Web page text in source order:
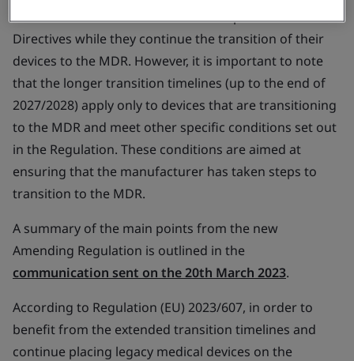
devices on the market based on compliance to the
Directives while they continue the transition of their
devices to the MDR. However, it is important to note
that the longer transition timelines (up to the end of
2027/2028) apply only to devices that are transitioning
to the MDR and meet other specific conditions set out
in the Regulation. These conditions are aimed at
ensuring that the manufacturer has taken steps to
transition to the MDR.
A summary of the main points from the new
Amending Regulation is outlined in the
communication sent on the 20th March 2023.
According to Regulation (EU) 2023/607, in order to
benefit from the extended transition timelines and
continue placing legacy medical devices on the